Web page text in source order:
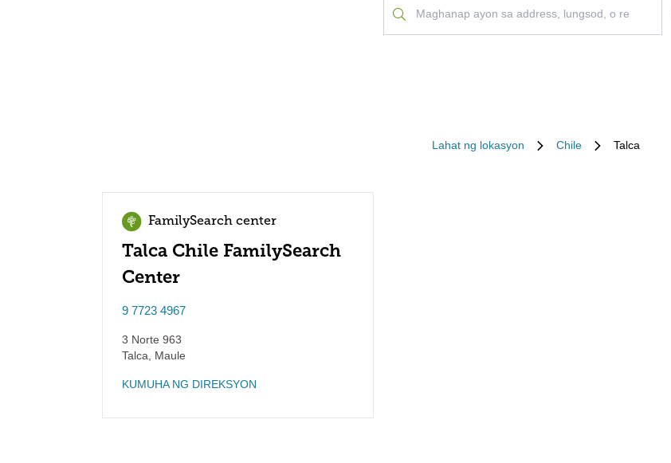
Lahat ng lokasyon Chile Talca
FamilySearch center
Talca Chile FamilySearch
Center
9 7723 4967
3 Norte 963
Talca
Maule
KUMUHA NG DIREKSYON